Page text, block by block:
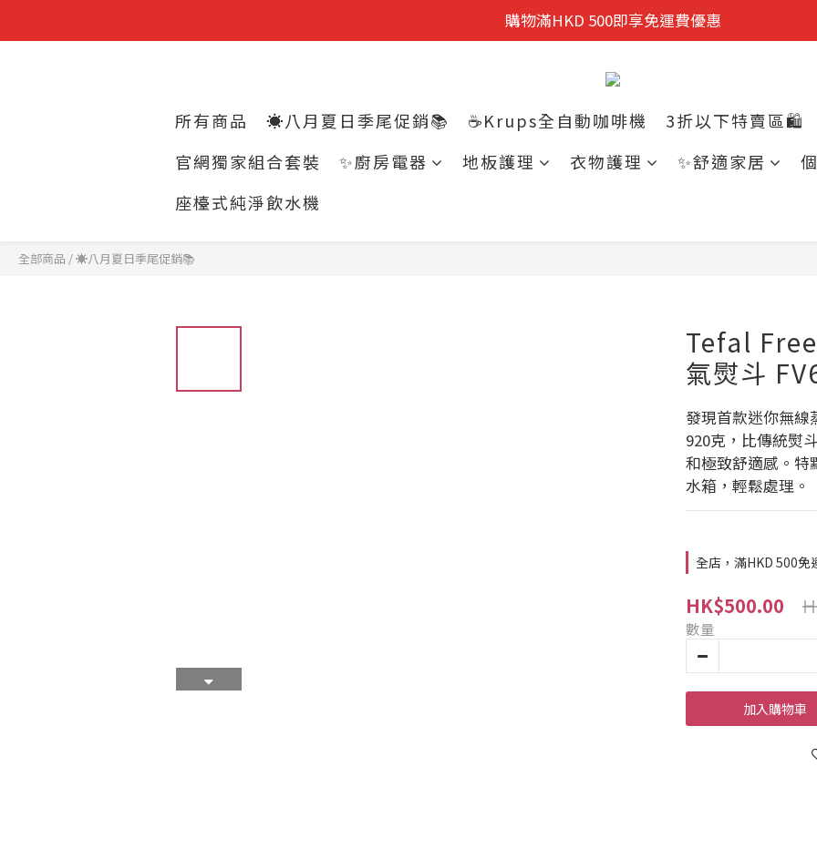
迎新禮遇:  新會員首次購物 尊享全單9折優惠!
購物滿HKD 500即享免運費優惠
所有商品 ☀️八月夏日季尾促銷📚 ☕Krups全自動咖啡機
3折以下特賣區🛍️
官網獨家組合套裝
✨廚房電器 地板護理 衣物護理 ✨舒適家居
座檯式純淨飲水機
全部商品 /☀️八月夏日季尾促銷📚
Tefal
氣熨斗
發現首款迷你無
920克，比傳統熨
和極致舒適感。特
水箱，輕鬆處理。
全店，滿HKD 500免
HK$500.00
數量
加入購物車